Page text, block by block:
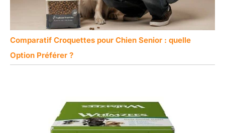
Comparatif Croquettes pour Chien Senior : quelle
Option Préférer ?